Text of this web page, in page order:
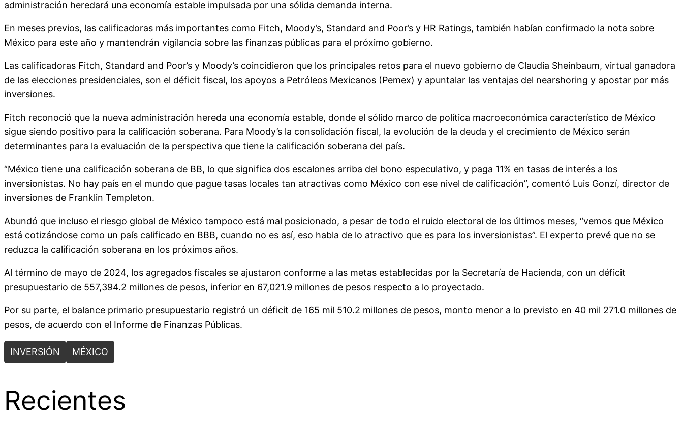
administración heredará una economía estable impulsada por una sólida demanda interna.
En meses previos, las calificadoras más importantes como Fitch, Moody’s, Standard and Poor’s y HR Ratings, también habían confirmado la nota sobre
México para este año y mantendrán vigilancia sobre las finanzas públicas para el próximo gobierno.
Las calificadoras Fitch, Standard and Poor’s y Moody’s coincidieron que los principales retos para el nuevo gobierno de Claudia Sheinbaum, virtual ganadora
de las elecciones presidenciales, son el déficit fiscal, los apoyos a Petróleos Mexicanos (Pemex) y apuntalar las ventajas del nearshoring y apostar por más
inversiones.
Fitch reconoció que la nueva administración hereda una economía estable, donde el sólido marco de política macroeconómica característico de México
sigue siendo positivo para la calificación soberana. Para Moody’s la consolidación fiscal, la evolución de la deuda y el crecimiento de México serán
determinantes para la evaluación de la perspectiva que tiene la calificación soberana del país.
“México tiene una calificación soberana de BB, lo que significa dos escalones arriba del bono especulativo, y paga 11% en tasas de interés a los
inversionistas. No hay país en el mundo que pague tasas locales tan atractivas como México con ese nivel de calificación”, comentó Luis Gonzí, director de
inversiones de Franklin Templeton.
Abundó que incluso el riesgo global de México tampoco está mal posicionado, a pesar de todo el ruido electoral de los últimos meses, “vemos que México
está cotizándose como un país calificado en BBB, cuando no es así, eso habla de lo atractivo que es para los inversionistas”. El experto prevé que no se
reduzca la calificación soberana en los próximos años.
Al término de mayo de 2024, los agregados fiscales se ajustaron conforme a las metas establecidas por la Secretaría de Hacienda, con un déficit
presupuestario de 557,394.2 millones de pesos, inferior en 67,021.9 millones de pesos respecto a lo proyectado.
Por su parte, el balance primario presupuestario registró un déficit de 165 mil 510.2 millones de pesos, monto menor a lo previsto en 40 mil 271.0 millones de
pesos, de acuerdo con el Informe de Finanzas Públicas.
INVERSIÓN MÉXICO
Recientes